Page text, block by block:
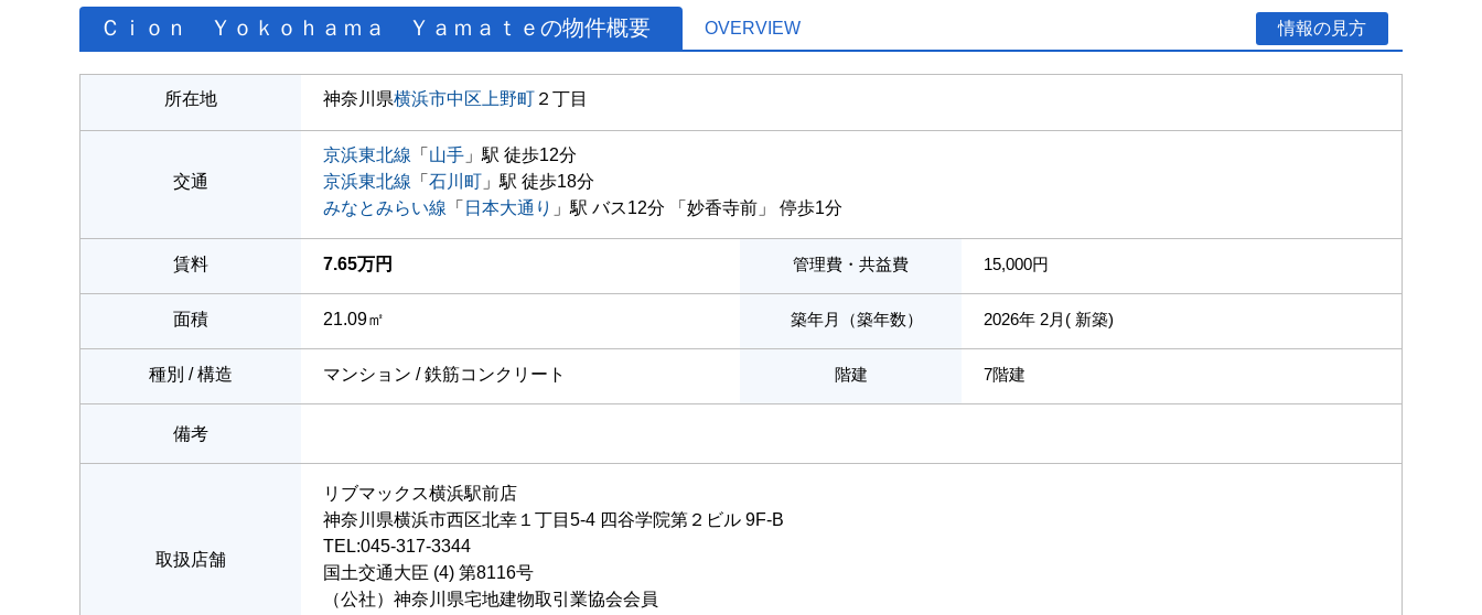
Ｃｉｏｎ Ｙｏｋｏｈａｍａ Ｙａｍａｔｅの物件概要 OVERVIEW 情報の見方
所在地 神奈川県横浜市中区 上野町 ２丁目
交通
京浜東北線 「 山手 」駅 徒歩12分
京浜東北線 「 石川町 」駅 徒歩18分
みなとみらい線 「 日本大通り 」駅 バス12分 「妙香寺前」 停歩1分
賃料 7.65万円 管理費・共益費 15,000円
面積 21.09㎡ 築年月（築年数） 2026年 2月( 新築)
種別 / 構造 マンション / 鉄筋コンクリート 階建 7階建
備考
取扱店舗
リブマックス横浜駅前店
神奈川県横浜市西区北幸１丁目5-4 四谷学院第２ビル 9F-B
TEL:045-317-3344
国土交通大臣 (4) 第8116号
（公社）神奈川県宅地建物取引業協会会員